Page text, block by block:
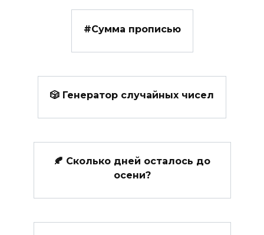
#️Сумма прописью
🎲 Генератор случайных чисел
🍂 Сколько дней осталось до
осени?